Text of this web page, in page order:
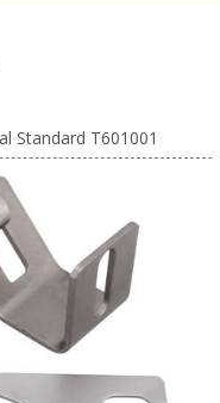
Standard T601001